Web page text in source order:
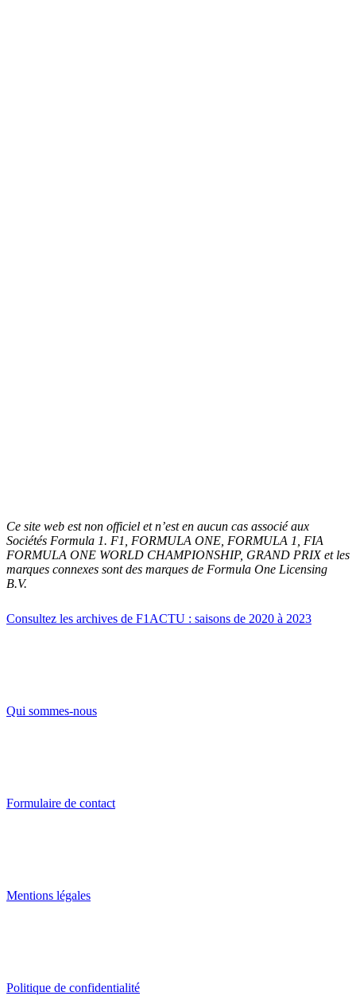
Ce site web est non officiel et n’est en aucun cas associé aux
Sociétés Formula 1. F1, FORMULA ONE, FORMULA 1, FIA
FORMULA ONE WORLD CHAMPIONSHIP, GRAND PRIX et les
marques connexes sont des marques de Formula One Licensing
B.V.
Consultez les archives de F1ACTU : saisons de 2020 à 2023
Qui sommes-nous
Formulaire de contact
Mentions légales
Politique de confidentialité